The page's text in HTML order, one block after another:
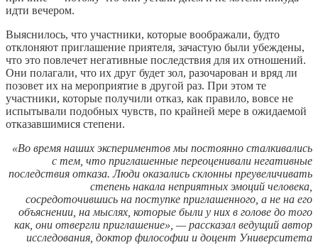
идти вечером.
Выяснилось, что участники, которые воображали, будто
отклоняют приглашение приятеля, зачастую были убеждены,
что это повлечет негативные последствия для их отношений.
Они полагали, что их друг будет зол, разочарован и вряд ли
позовет их на мероприятие в другой раз. При этом те
участники, которые получили отказ, как правило, вовсе не
испытывали подобных чувств, по крайней мере в ожидаемой
отказавшимися степени.
«Во время наших экспериментов мы постоянно сталкивались
с тем, что приглашенные переоценивали негативные
последствия отказа. Люди оказались склонны преувеличивать
степень накала неприятных эмоций человека,
сосредоточившись на поступке приглашенного, а не на его
объяснении, на мыслях, которые были у них в голове до того
как, они отвергли приглашение», — рассказал ведущий автор
исследования, доктор философии и доцент Университета